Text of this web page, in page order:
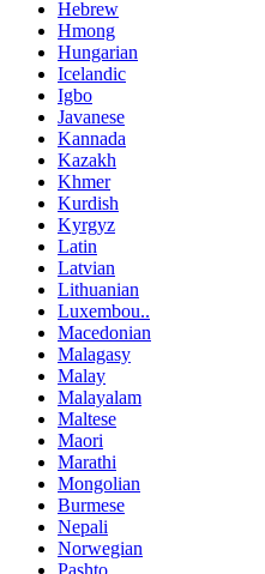
Hebrew
Hmong
Hungarian
Icelandic
Igbo
Javanese
Kannada
Kazakh
Khmer
Kurdish
Kyrgyz
Latin
Latvian
Lithuanian
Luxembou..
Macedonian
Malagasy
Malay
Malayalam
Maltese
Maori
Marathi
Mongolian
Burmese
Nepali
Norwegian
Pashto